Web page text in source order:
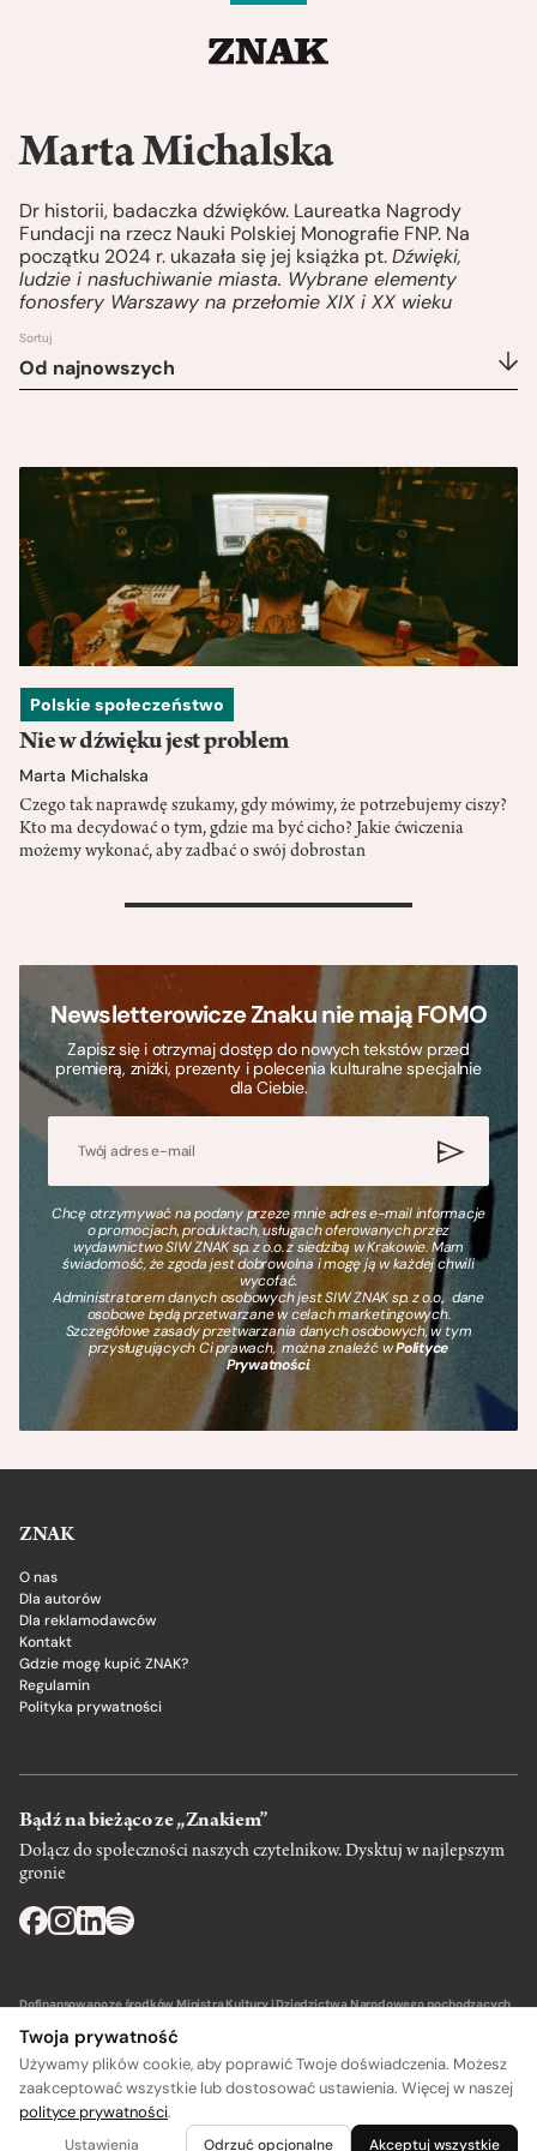
Marta Michalska
Dr historii, badaczka dźwięków. Laureatka Nagrody
Fundacji na rzecz Nauki Polskiej Monografie FNP. Na
początku 2024 r. ukazała się jej książka pt.Dźwięki,
ludzie i nasłuchiwanie miasta. Wybrane elementy
fonosfery Warszawy na przełomie XIX i XX wieku
Sortuj
Od najnowszych
Polskie społeczeństwo
Nie w dźwięku jest problem
Marta Michalska
Czego tak naprawdę szukamy, gdy mówimy, że potrzebujemy ciszy?
Kto ma decydować o tym, gdzie ma być cicho? Jakie ćwiczenia
możemy wykonać, aby zadbać o swój dobrostan
>
Newsletterowicze Znaku nie mają FOMO
Zapisz się i otrzymaj dostęp do nowych tekstów przed
premierą, zniżki, prezenty i polecenia kulturalne specjalnie
dla Ciebie.
Chcę otrzymywać na podany przeze mnie adres e-mail informacje
o promocjach, produktach, usługach oferowanych przez
wydawnictwo SIW ZNAK sp. z o.o. z siedzibą w Krakowie. Mam
świadomość, że zgoda jest dobrowolna i mogę ją w każdej chwili
wycofać.
Administratorem danych osobowych jest SIW ZNAK sp. z o.o., dane
osobowe będą przetwarzane w celach marketingowych.
Szczegółowe zasady przetwarzania danych osobowych, w tym
przysługujących Ci prawach, można znaleźć wPolityce
Prywatności.
ZNAK
O nas
Dla autorów
Dla reklamodawców
Kontakt
Gdzie mogę kupić ZNAK?
Regulamin
Polityka prywatności
Bądź na bieżąco ze „Znakiem”
Dołącz do społeczności naszych czytelnikow. Dysktuj w najlepszym
gronie
Dofinansowano ze środków Ministra Kultury i Dziedzictwa Narodowego pochodzących
Wydawca: SIW Znak w Krakowie
Twoja prywatność
Używamy plików cookie, aby poprawić Twoje doświadczenia. Możesz
zaakceptować wszystkie lub dostosować ustawienia. Więcej w naszej
polityce prywatności.
Ustawienia Odrzuć opcjonalne Akceptuj wszystkie